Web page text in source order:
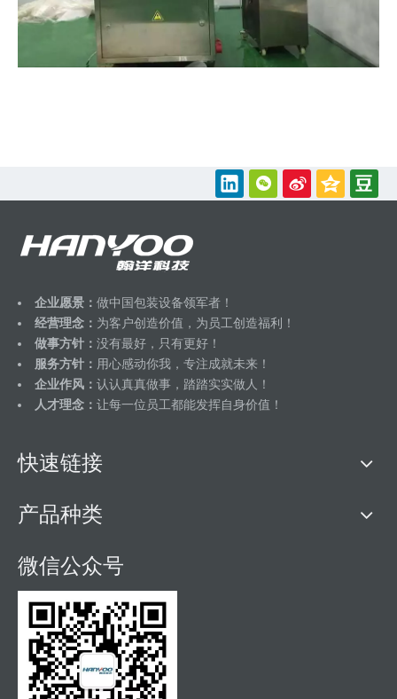
企业愿景： 做中国包装设备领军者！
经营理念： 为客户创造价值，为员工创造福利！
做事方针： 没有最好，只有更好！
服务方针： 用心感动你我，专注成就未来！
企业作风： 认认真真做事，踏踏实实做人！
人才理念： 让每一位员工都能发挥自身价值！
快速链接
产品种类
微信公众号